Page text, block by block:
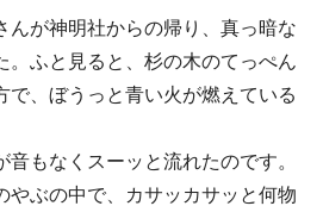
んが神明社からの帰り、真っ暗な
。ふと見ると、杉の木のてっぺん
で、ぼうっと青い火が燃えている
音もなくスーッと流れたのです。
やぶの中で、カサッカサッと何物